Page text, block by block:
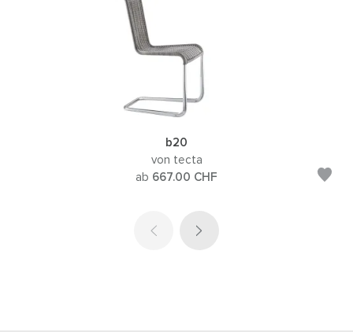
b20
von tecta
ab 667.00 CHF